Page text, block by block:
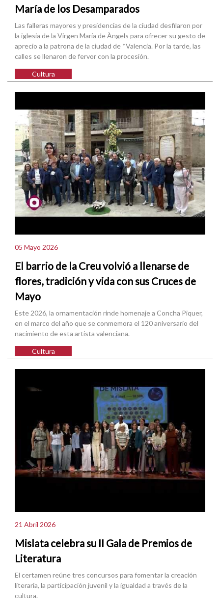
María de los Desamparados
Las falleras mayores y presidencias de la ciudad desfilaron por
la iglesia de la Virgen María de Àngels para ofrecer su gesto de
aprecio a la patrona de la ciudad de *Valencia. Por la tarde, las
calles se llenaron de fervor con la procesión.
Cultura
05 Mayo 2026
El barrio de la Creu volvió a llenarse de
flores, tradición y vida con sus Cruces de
Mayo
Este 2026, la ornamentación rinde homenaje a Concha Piquer,
en el marco del año que se conmemora el 120 aniversario del
nacimiento de esta artista valenciana.
Cultura
21 Abril 2026
Mislata celebra su II Gala de Premios de
Literatura
El certamen reúne tres concursos para fomentar la creación
literaria, la participación juvenil y la igualdad a través de la
cultura.